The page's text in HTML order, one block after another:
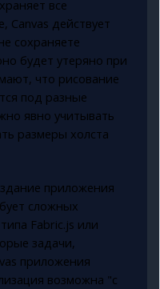
все
Canvas действует
сохраняете
будет утеряно при
что рисование
под разные
явно учитывать
размеры холста
приложения
сложных
Fabric.js или
задачи,
приложения
возможна "с